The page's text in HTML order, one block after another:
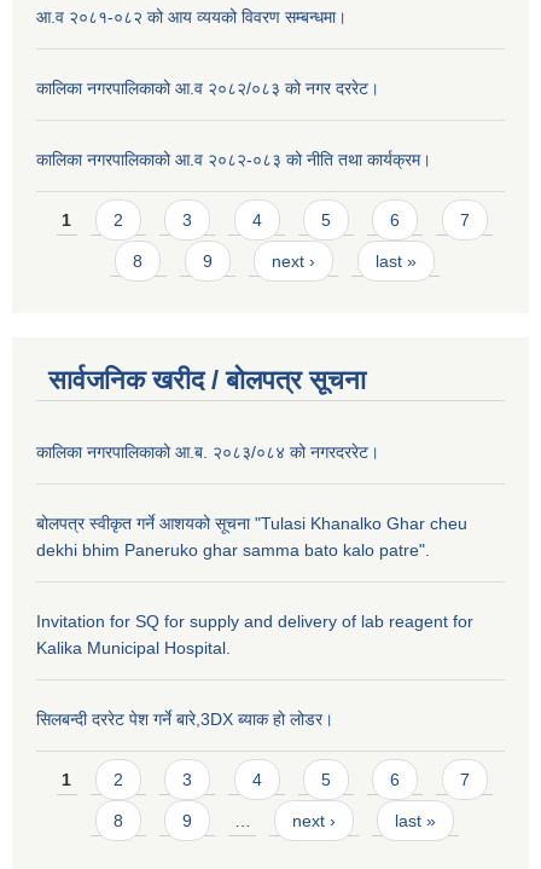
आ.व २०८१-०८२ को आय व्ययको विवरण सम्बन्धमा।
कालिका नगरपालिकाको आ.व २०८२/०८३ को नगर दररेट।
कालिका नगरपालिकाको आ.व २०८२-०८३ को नीति तथा कार्यक्रम।
Pages
1 2 3 4 5 6 7
8 9 next › last »
सार्वजनिक खरीद / बाेलपत्र सूचना
कालिका नगरपालिकाको आ.ब. २०८३/०८४ को नगरदररेट।
बोलपत्र स्वीकृत गर्ने आशयको सूचना "Tulasi Khanalko Ghar cheu
dekhi bhim Paneruko ghar samma bato kalo patre".
Invitation for SQ for supply and delivery of lab reagent for
Kalika Municipal Hospital.
सिलबन्दी दररेट पेश गर्ने बारे,3DX ब्याक हो लोडर।
Pages
1 2 3 4 5 6 7
8 9 next › last »